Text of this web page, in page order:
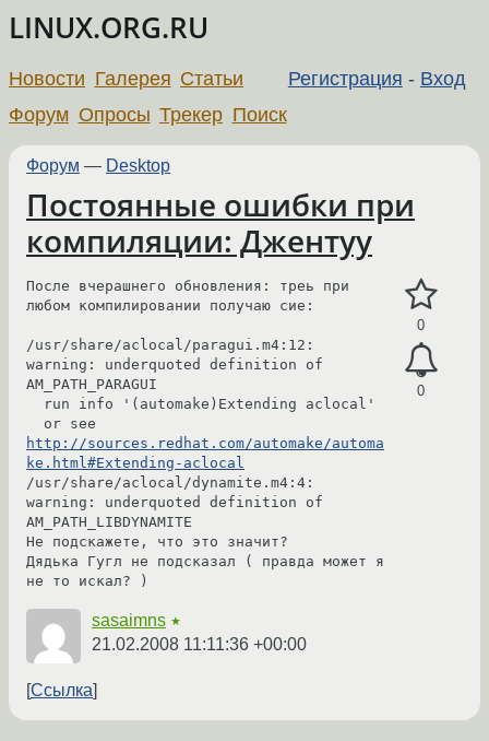
LINUX.ORG.RU
Регистрация - Вход
Новости Галерея Статьи
Форум Опросы Трекер Поиск
Форум — Desktop
Постоянные ошибки при
компиляции: Джентуу
0
0
После вчерашнего обновления: треь при
любом компилировании получаю сие:
/usr/share/aclocal/paragui.m4:12:
warning: underquoted definition of
AM_PATH_PARAGUI
http://sources.redhat.com/automake/automa
ke.html#Extending-aclocal
/usr/share/aclocal/dynamite.m4:4:
warning: underquoted definition of
AM_PATH_LIBDYNAMITE
Не подскажете, что это значит?
Дядька Гугл не подсказал ( правда может я
не то искал? )
sasaimns ★
21.02.2008 11:11:36 +00:00
Ссылка